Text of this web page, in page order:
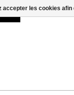
SE CONNECTER
accepter les cookies